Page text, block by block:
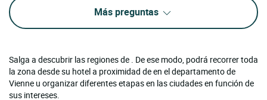
Más preguntas
Salga a descubrir las regiones de . De ese modo, podrá recorrer toda
la zona desde su hotel a proximidad de en el departamento de
Vienne u organizar diferentes etapas en las ciudades en función de
sus intereses.